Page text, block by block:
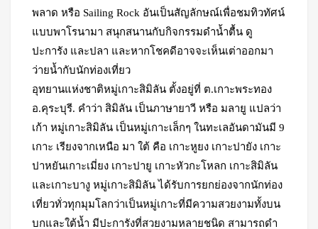
พลาด หรือ Sailing Rock อันเป็นสัญลักษณ์เพื่อชมทิวทัศน์
แบบพาโรนามา สนุกสนานกับกิจกรรมดำน้ำตื้น ดู
ปะการัง และปลา และหากโชคดีอาจจะเห็นเต่าออกมา
ว่ายน้ำกับนักท่องเที่ยว
อุทยานแห่งชาติหมู่เกาะสิมิลัน ตั้งอยู่ที่ ต.เกาะพระทอง
อ.คุระบุรี. คำว่า สิมิลัน เป็นภาษายาวี หรือ มลายู แปลว่า
เก้า หมู่เกาะสิมิลัน เป็นหมู่เกาะเล็กๆ ในทะเลอันดามันมี 9
เกาะ เรียงจากเหนือ มา ใต้ คือ เกาะหูยง เกาะปายัง เกาะ
ปาหยันเกาะเมี่ยง เกาะปายู เกาะหัวกะโหลก เกาะสิมิลัน
และเกาะบางู หมู่เกาะสิมิลัน ได้รับการยกย่องจากนักท่อง
เที่ยวทั่วทุกมุมโลกว่าเป็นหมู่เกาะที่มีความสวยงามทั้งบน
บกและใต้น้ำ มีปะการังที่สวยงามหลายชนิด สามารถดำ